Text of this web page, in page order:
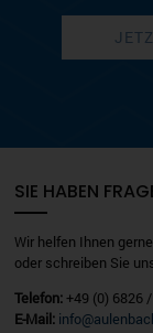
SIE HABEN
Wir helfen Ihnen
oder schreiben Sie
Telefon:+49 (0) 6826
E-Mail: